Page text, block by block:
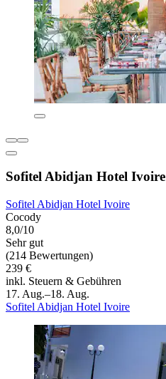
Sofitel Abidjan Hotel Ivoire
Sofitel Abidjan Hotel Ivoire
Cocody
8,0/10
Sehr gut
(214 Bewertungen)
239 €
inkl. Steuern & Gebühren
17. Aug.–18. Aug.
Sofitel Abidjan Hotel Ivoire